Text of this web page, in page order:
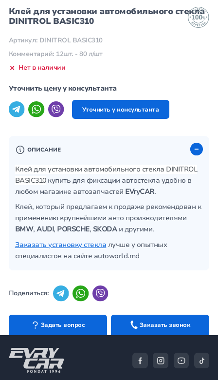
Клей для установки автомобильного стекла
DINITROL BASIC310
Артикул: DINITROL BASIC310
Комментарий: 12шт. - 80 л/шт
Нет в наличии
Уточнить цену у консультанта
Уточнить у консультанта
ОПИСАНИЕ
Клей для установки автомобильного стекла DINITROL
BASIC310купить для фиксации автостекла удобно в
любом магазине автозапчастей EVryCAR.
Клей, который предлагаем к продаже рекомендован к
применению крупнейшими авто производителями
BMW,AUDI, PORSCHE, SKODA и другими.
Заказать установку стекла лучше у опытных
специалистов на сайте autoworld.md
Поделиться:
Задать вопрос Заказать звонок